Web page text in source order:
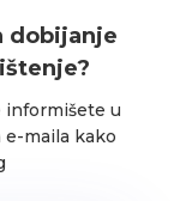
dobijanje
informišete u
maila kako